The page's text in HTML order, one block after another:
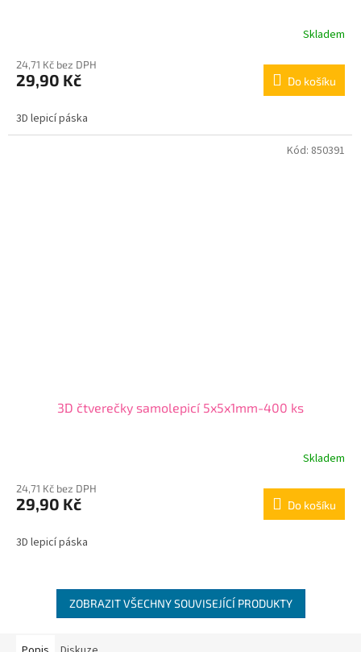
Skladem
24,71 Kč bez DPH
29,90 Kč Do košíku
3D lepicí páska
3D čtverečky samolepicí 5x5x1mm-400 ks
Skladem
24,71 Kč bez DPH
29,90 Kč Do košíku
3D lepicí páska
Kód: 850391
ZOBRAZIT VŠECHNY SOUVISEJÍCÍ PRODUKTY